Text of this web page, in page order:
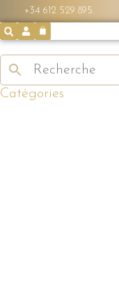
+34 612 529 895
Catégories